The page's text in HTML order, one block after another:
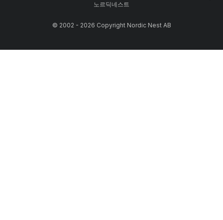
노르딕네스트
© 2002 - 2026 Copyright Nordic Nest AB